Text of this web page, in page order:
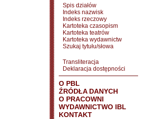
Spis działów
Indeks nazwisk
Indeks rzeczowy
Kartoteka czasopism
Kartoteka teatrów
Kartoteka wydawnictw
Szukaj tytułu/słowa
Transliteracja
Deklaracja dostępności
O PBL
ŹRÓDŁA DANYCH
O PRACOWNI
WYDAWNICTWO IBL
KONTAKT